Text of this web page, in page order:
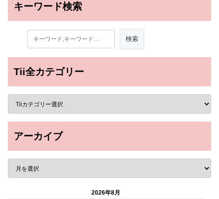
キーワード検索
Tii全カテゴリー
アーカイブ
2026年8月